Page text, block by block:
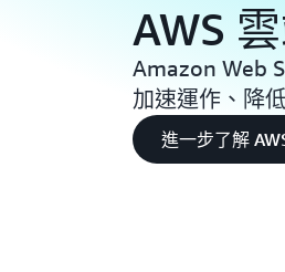
AWS
Amazon Web
加速運作、降
進一步了解